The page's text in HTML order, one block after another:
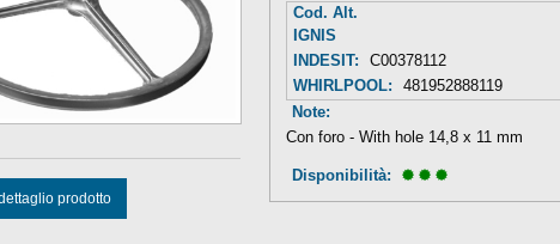
prodotto
Cod. Alt.
IGNIS
INDESIT:
C00378112
WHIRLPOOL:
481952888119
Note:
Con foro - With hole 14,8 x 11 mm
Disponibilità: